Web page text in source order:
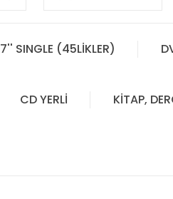
7'' SINGLE (45LİKLER)
CD YERLİ KİTAP,